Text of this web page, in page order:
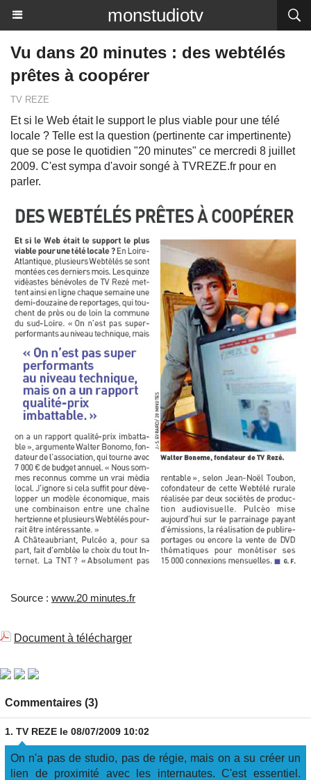
monstudiotv
Vu dans 20 minutes : des webtélés
prêtes à coopérer
TV REZE
Et si le Web était le support le plus viable pour une télé
locale ? Telle est la question (pertinente car impertinente)
que se pose le quotidien "20 minutes" ce mercredi 8 juillet
2009. C'est sympa d'avoir songé à TVREZE.fr pour en
parler.
Source : www.20 minutes.fr
Document à télécharger
Commentaires (3)
1. TV REZE le 08/07/2009 10:02
On n'a pas de studio, pas de régie, mais on a su créer un
lien de proximité avec les internautes. C'est essentiel.